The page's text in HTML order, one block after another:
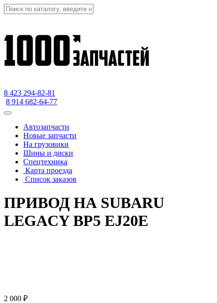
8 423 294-82-81
8 914 682-64-77
Автозапчасти
Новые запчасти
На грузовики
Шины и диски
Спецтехника
Карта проезда
Список заказов
ПРИВОД НА SUBARU
LEGACY BP5 EJ20E
2 000 ₽